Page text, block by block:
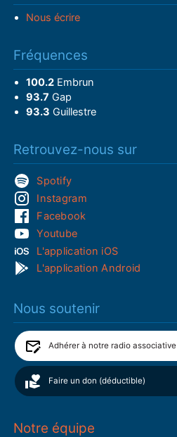
Nous écrire
Fréquences
100.2Embrun
93.7 Gap
93.3 Guillestre
Retrouvez-nous sur
Spotify
Instagram
Facebook
Youtube
L'application iOS
L'application Android
Nous soutenir
Adhérer à notre radio associative
Faire un don (déductible)
Notre équipe